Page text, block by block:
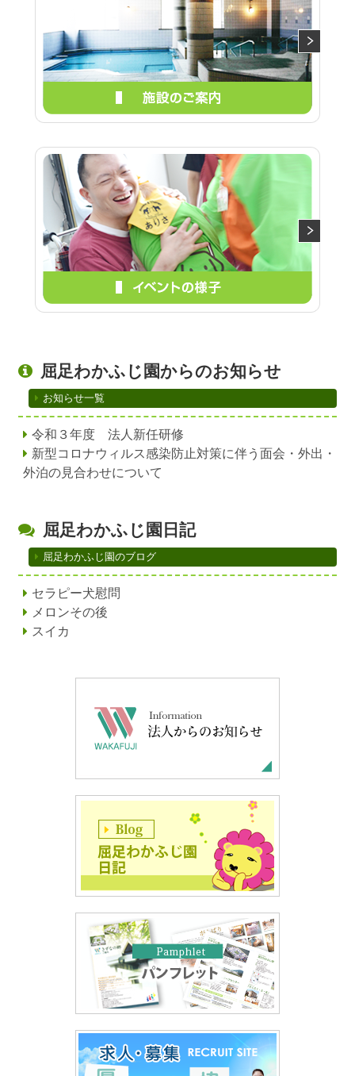
リンク
お知らせ一覧
求人情報
BLOG
わかふじ寮歳時記
やすらぎ荘ブログ
ひまわり荘Diary
屈足わかふじ園日記
メニューを閉じる
屈足わかふじ園からのお知らせ
お知らせ一覧
令和３年度 法人新任研修
新型コロナウィルス感染防止対策に伴う面会・外出・
外泊の見合わせについて
屈足わかふじ園日記
屈足わかふじ園のブログ
セラピー犬慰問
メロンその後
スイカ